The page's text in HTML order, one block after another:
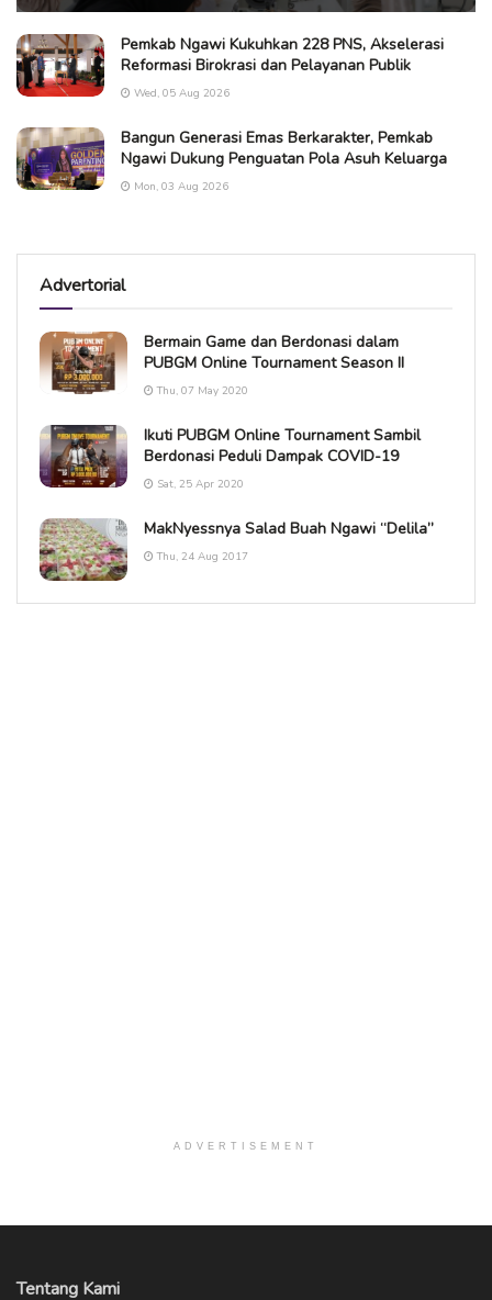
Pemkab Ngawi Kukuhkan 228 PNS, Akselerasi
Reformasi Birokrasi dan Pelayanan Publik
Wed, 05 Aug 2026
Bangun Generasi Emas Berkarakter, Pemkab
Ngawi Dukung Penguatan Pola Asuh Keluarga
Mon, 03 Aug 2026
Advertorial
Bermain Game dan Berdonasi dalam
PUBGM Online Tournament Season II
Thu, 07 May 2020
Ikuti PUBGM Online Tournament Sambil
Berdonasi Peduli Dampak COVID-19
Sat, 25 Apr 2020
MakNyessnya Salad Buah Ngawi “Delila”
Thu, 24 Aug 2017
ADVERTISEMENT
Tentang Kami